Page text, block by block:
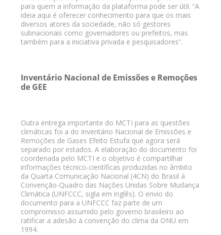
para quem a informação da plataforma pode ser útil. “A
ideia aqui é oferecer conhecimento para que os mais
diversos atores da sociedade, não só gestores
subnacionais como governadores ou prefeitos, mas
também para a iniciativa privada e pesquisadores”.
Inventário Nacional de Emissões e Remoções
de GEE
Outra entrega importante do MCTI para as questões
climáticas foi a do Inventário Nacional de Emissões e
Remoções de Gases Efeito Estufa que agora será
separado por estados. A elaboração do documento foi
coordenada pelo MCTI e o objetivo é compartilhar
informações técnico-científicas produzidas no âmbito
da Quarta Comunicação Nacional (4CN) do Brasil à
Convenção-Quadro das Nações Unidas Sobre Mudança
Climática (UNFCCC, sigla em inglês). O envio do
documento para a UNFCCC faz parte de um
compromisso assumido pelo governo brasileiro ao
ratificar a adesão à convenção do clima da ONU em
1994.